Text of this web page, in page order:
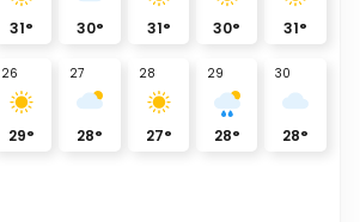
31° 30° 31° 30° 31°
26
29°
27
28°
28
27°
29
28°
30
28°